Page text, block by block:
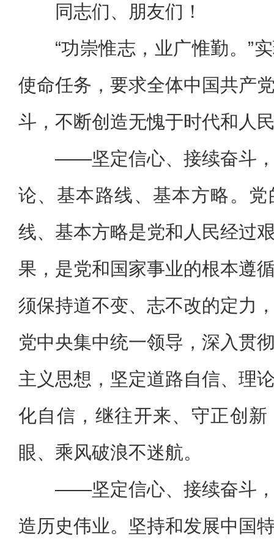
同志们、朋友们！
“功崇惟志，业广惟勤。”
使命任务，要求全体中国共产
斗，不断创造无愧于时代和人
——坚定信心、接续奋斗
论、基本路线、基本方略。
线、基本方略是党和人民经过
果，是党和国家事业的根本遵
须保持道不变、志不改的定力
党中央集中统一领导，深入贯
主义思想，坚定道路自信、理
化自信，继往开来、守正创
眼、乘风破浪不迷航。
——坚定信心、接续奋斗
造历史伟业。坚持和发展中国